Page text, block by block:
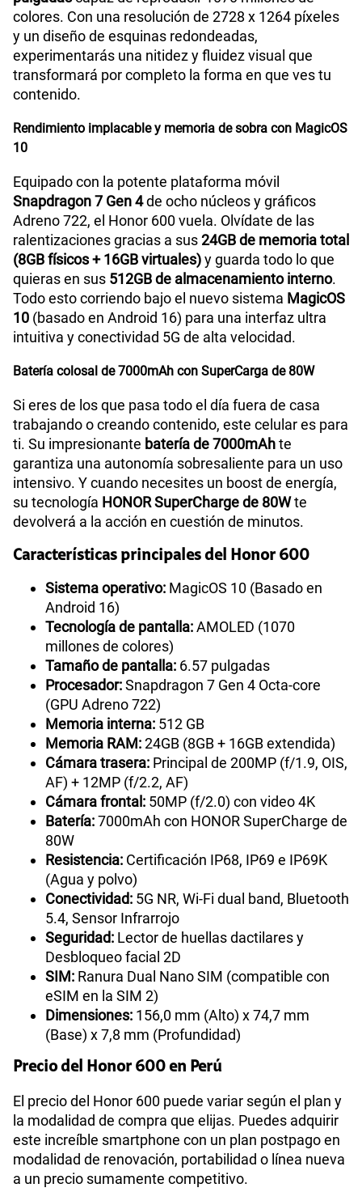
colores. Con una resolución de 2728 x 1264 píxeles
y un diseño de esquinas redondeadas,
experimentarás una nitidez y fluidez visual que
transformará por completo la forma en que ves tu
contenido.
Rendimiento implacable y memoria de sobra con MagicOS
10
Equipado con la potente plataforma móvil
Snapdragon 7 Gen 4de ocho núcleos y gráficos
Adreno 722, el Honor 600 vuela. Olvídate de las
ralentizaciones gracias a sus24GB de memoria total
(8GB físicos + 16GB virtuales)y guarda todo lo que
quieras en sus 512GB de almacenamiento interno.
Todo esto corriendo bajo el nuevo sistema MagicOS
10 (basado en Android 16) para una interfaz ultra
intuitiva y conectividad 5G de alta velocidad.
Batería colosal de 7000mAh con SuperCarga de 80W
Si eres de los que pasa todo el día fuera de casa
trabajando o creando contenido, este celular es para
ti. Su impresionante batería de 7000mAhte
garantiza una autonomía sobresaliente para un uso
intensivo. Y cuando necesites un boost de energía,
su tecnología HONOR SuperCharge de 80Wte
devolverá a la acción en cuestión de minutos.
Características principales del Honor 600
Sistema operativo: MagicOS 10 (Basado en
Android 16)
Tecnología de pantalla:AMOLED (1070
millones de colores)
Tamaño de pantalla: 6.57 pulgadas
Procesador:Snapdragon 7 Gen 4 Octa-core
(GPU Adreno 722)
Memoria interna: 512 GB
Memoria RAM:24GB (8GB + 16GB extendida)
Cámara trasera: Principal de 200MP (f/1.9, OIS,
AF) + 12MP (f/2.2, AF)
Cámara frontal: 50MP (f/2.0) con video 4K
Batería:7000mAh con HONOR SuperCharge de
80W
Resistencia: Certificación IP68, IP69 e IP69K
(Agua y polvo)
Conectividad: 5G NR, Wi-Fi dual band, Bluetooth
5.4, Sensor Infrarrojo
Seguridad: Lector de huellas dactilares y
Desbloqueo facial 2D
SIM: Ranura Dual Nano SIM (compatible con
eSIM en la SIM 2)
Dimensiones: 156,0 mm (Alto) x 74,7 mm
(Base) x 7,8 mm (Profundidad)
Precio del Honor 600 en Perú
El precio del Honor 600 puede variar según el plan y
la modalidad de compra que elijas. Puedes adquirir
este increíble smartphone con un plan postpago en
modalidad de renovación, portabilidad o línea nueva
a un precio sumamente competitivo.